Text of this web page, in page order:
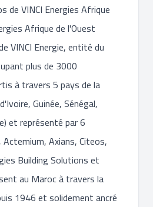
de VINCI Energies Afrique
Afrique de l'Ouest
VINCI Energie, entité du
plus de 3000
à travers 5 pays de la
Guinée, Sénégal,
et représenté par 6
Axians, Citeos,
Building Solutions et
au Maroc à travers la
1946 et solidement ancré